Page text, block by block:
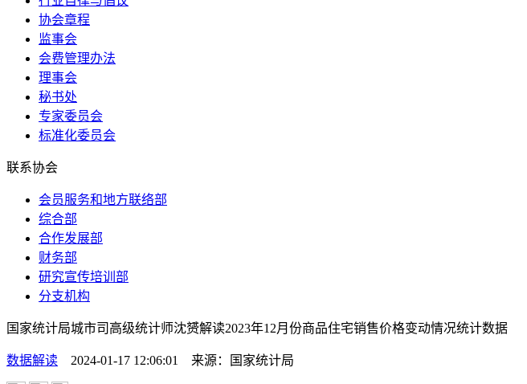
协会章程
监事会
会费管理办法
理事会
秘书处
专家委员会
标准化委员会
联系协会
会员服务和地方联络部
综合部
合作发展部
财务部
研究宣传培训部
分支机构
国家统计局城市司高级统计师沈赟解读2023年12月份商品住宅销售价格变动情况统计数据
数据解读 2024-01-17 12:06:01 来源： 国家统计局